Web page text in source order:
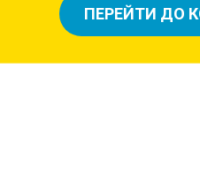
ПЕРЕЙТИ ДО